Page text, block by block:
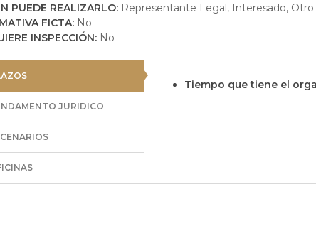
PUEDE REALIZARLO: Representante Legal, Interesado, Otro
FICTA: No
INSPECCIÓN: No
JURIDICO
Tiempo que tiene el